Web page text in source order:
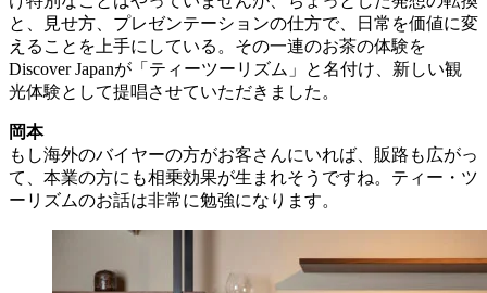
と、見せ方、プレゼンテーションの仕方で、日常を価値に変
えることを上手にしている。その一連のお茶の体験を
Discover Japanが「ティーツーリズム」と名付け、新しい観
光体験として提唱させていただきました。
岡本
もし海外のバイヤーの方がお客さんにいれば、販路も広がっ
て、本業の方にも相乗効果が生まれそうですね。ティー・ツ
ーリズムのお話は非常に勉強になります。